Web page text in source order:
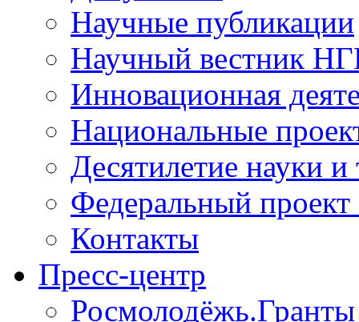
Научные публикации
Научный вестник
Инновационная
Национальные
Десятилетие науки и
Федеральный
Контакты
Пресс-центр
Росмолодёжь.Гранты